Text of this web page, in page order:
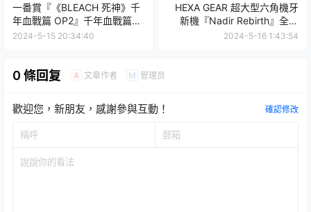
一番賞『《BLEACH 死神》千
年血戰篇 OP2』千年血戰篇的
各種帥氣造型 7 月熱血開抽！
2024-5-15 20:34:40
HEXA GEAR 超大型六角機牙
新機『Nadir Rebirth』全長
53 公分開發中原型首度公開！
2024-5-16 1:43:54
0 條回复 A 文章作者 M 管理员
歡迎您，新朋友，感謝參與互動！ 確認修改